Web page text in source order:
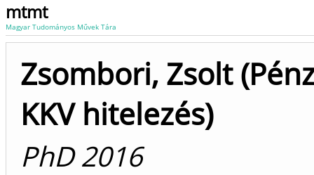
mtmt
Magyar Tudományos Művek Tára
Zsombori, Zsolt
KKV hitelezés)
PhD 2016